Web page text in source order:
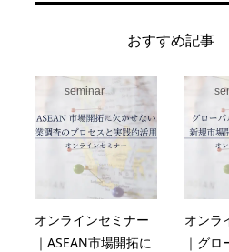
おすすめ記事
seminar
オンラインセミナー
｜ASEAN市場開拓に
オンラ
｜グ